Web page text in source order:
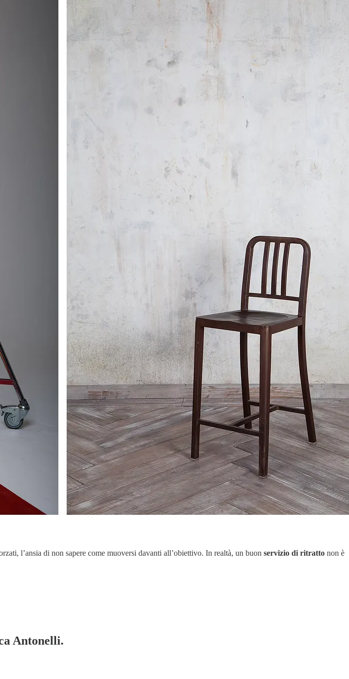
l’ansia di non sapere come muoversi davanti all’obiettivo. In realtà, un buon servizio di ritratto non è
Antonelli.